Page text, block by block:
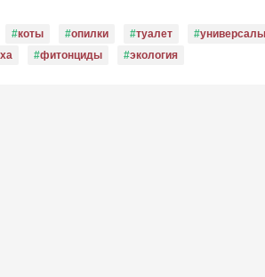
коты опилки туалет
фитонциды экология